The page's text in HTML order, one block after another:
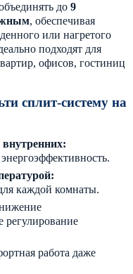
до 9
, обеспечивая
или нагретого
подходят для
офисов, гостиниц
сплит-систему на
каждой комнаты.
регулирование
работа даже